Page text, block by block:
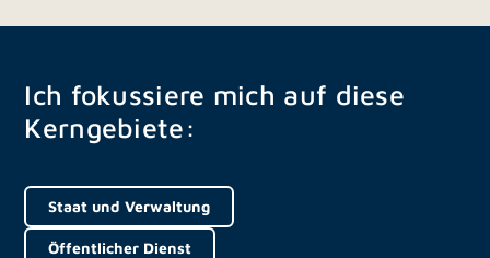
Ich fokussiere mich auf diese
Kerngebiete:
Staat und Verwaltung
Öffentlicher Dienst